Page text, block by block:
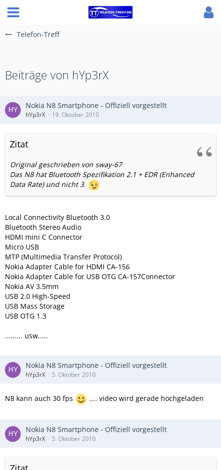
Telefon-Treff
Beiträge von hYp3rX
Nokia N8 Smartphone - Offiziell vorgestellt
hYp3rX 19. Oktober 2010
Zitat
Original geschrieben von sway-67
Das N8 hat Bluetooth Spezifikation 2.1 + EDR (Enhanced
Data Rate) und nicht 3.
Local Connectivity Bluetooth 3.0
Bluetooth Stereo Audio
HDMI mini C Connector
Micro USB
MTP (Multimedia Transfer Protocol)
Nokia Adapter Cable for HDMI CA-156
Nokia Adapter Cable for USB OTG CA-157Connector
Nokia AV 3.5mm
USB 2.0 High-Speed
USB Mass Storage
USB OTG 1.3
......... usw.....
Nokia N8 Smartphone - Offiziell vorgestellt
hYp3rX 5. Oktober 2010
N8 kann auch 30 fps .... video wird gerade hochgeladen
Nokia N8 Smartphone - Offiziell vorgestellt
hYp3rX 5. Oktober 2010